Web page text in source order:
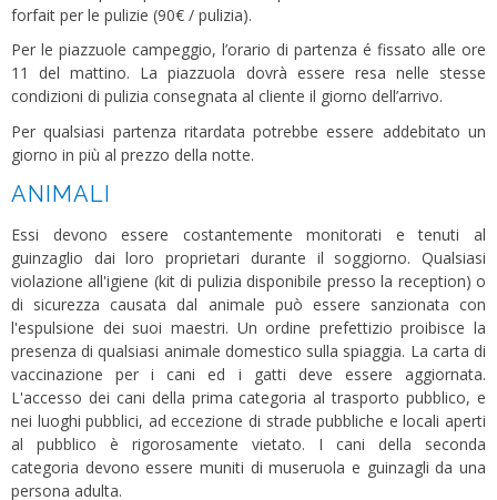
forfait per le pulizie (90€ / pulizia).
Per le piazzuole campeggio, l’orario di partenza é fissato alle ore
11 del mattino. La piazzuola dovrà essere resa nelle stesse
condizioni di pulizia consegnata al cliente il giorno dell’arrivo.
Per qualsiasi partenza ritardata potrebbe essere addebitato un
giorno in più al prezzo della notte.
ANIMALI
Essi devono essere costantemente monitorati e tenuti al
guinzaglio dai loro proprietari durante il soggiorno. Qualsiasi
violazione all'igiene (kit di pulizia disponibile presso la reception) o
di sicurezza causata dal animale può essere sanzionata con
l'espulsione dei suoi maestri. Un ordine prefettizio proibisce la
presenza di qualsiasi animale domestico sulla spiaggia. La carta di
vaccinazione per i cani ed i gatti deve essere aggiornata.
L'accesso dei cani della prima categoria al trasporto pubblico, e
nei luoghi pubblici, ad eccezione di strade pubbliche e locali aperti
al pubblico è rigorosamente vietato. I cani della seconda
categoria devono essere muniti di museruola e guinzagli da una
persona adulta.